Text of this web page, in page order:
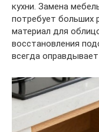
кухни. Замена
потребует больших
материал для
восстановления
всегда